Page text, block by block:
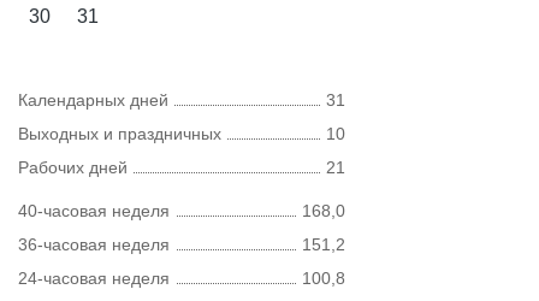
30
31
Календарных дней
31
Выходных и праздничных
10
Рабочих дней
21
40-часовая неделя
168,0
36-часовая неделя
151,2
24-часовая неделя
100,8